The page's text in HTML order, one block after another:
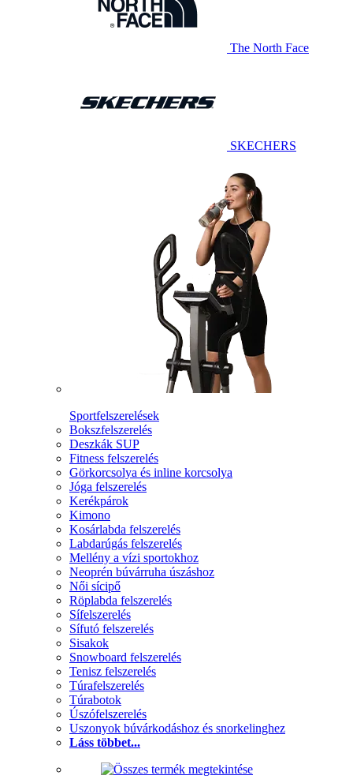
The North Face
SKECHERS
Sportfelszerelések
Bokszfelszerelés
Deszkák SUP
Fitness felszerelés
Görkorcsolya és inline korcsolya
Jóga felszerelés
Kerékpárok
Kimono
Kosárlabda felszerelés
Labdarúgás felszerelés
Mellény a vízi sportokhoz
Neoprén búvárruha úszáshoz
Női sícipő
Röplabda felszerelés
Sífelszerelés
Sífutó felszerelés
Sisakok
Snowboard felszerelés
Tenisz felszerelés
Túrafelszerelés
Túrabotok
Úszófelszerelés
Uszonyok búvárkodáshoz és snorkelinghez
Láss többet...